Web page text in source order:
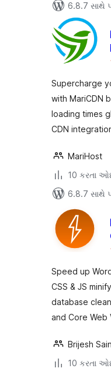
6.8.7 સાથે
Supercharge
with MariCDN
loading times
CDN
MariHost
10 કરતા
6.8.7 સાથે
Speed up
CSS & JS
database
and Core Web
Brijesh
10 કરતા